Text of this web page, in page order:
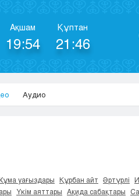
Ақшам
19:54
Құптан
21:46
Аудио
уағыздары Құрбан айт Әртүрлі
Үкім аяттары Ақида сабақтары